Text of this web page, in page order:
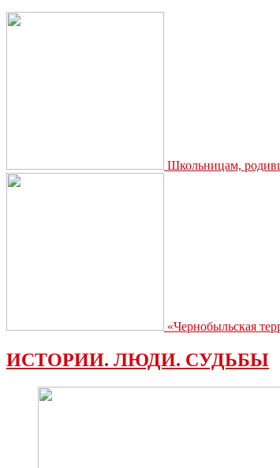
Школьницам,
«Чернобыльская
ИСТОРИИ. ЛЮДИ. СУДЬБЫ